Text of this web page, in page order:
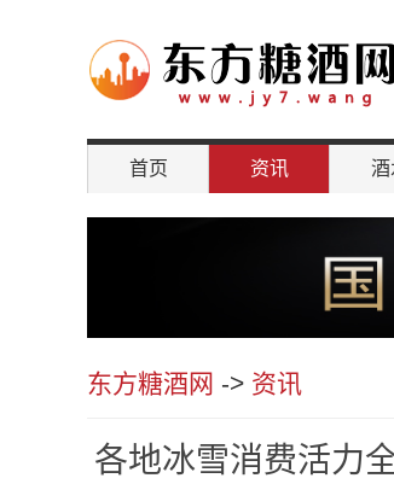
首页 资讯 酒
聚焦
东方糖酒网 -> 资讯
各地冰雪消费活力